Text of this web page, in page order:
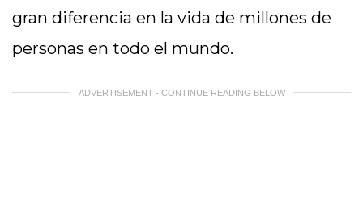
gran diferencia en la vida de millones de
personas en todo el mundo.
ADVERTISEMENT - CONTINUE READING BELOW